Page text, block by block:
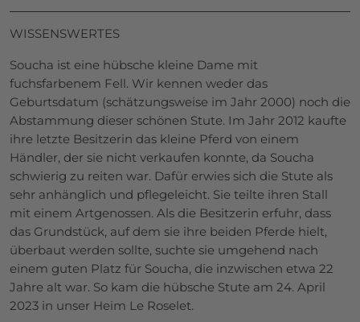
WISSENSWERTES
Soucha ist eine hübsche kleine Dame mit
fuchsfarbenem Fell. Wir kennen weder das
Geburtsdatum (schätzungsweise im Jahr 2000) noch die
Abstammung dieser schönen Stute. Im Jahr 2012 kaufte
ihre letzte Besitzerin das kleine Pferd von einem
Händler, der sie nicht verkaufen konnte, da Soucha
schwierig zu reiten war. Dafür erwies sich die Stute als
sehr anhänglich und pflegeleicht. Sie teilte ihren Stall
mit einem Artgenossen. Als die Besitzerin erfuhr, dass
das Grundstück, auf dem sie ihre beiden Pferde hielt,
überbaut werden sollte, suchte sie umgehend nach
einem guten Platz für Soucha, die inzwischen etwa 22
Jahre alt war. So kam die hübsche Stute am 24. April
2023 in unser Heim Le Roselet.